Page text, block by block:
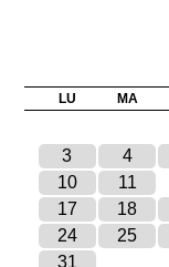
LU MA
3
4
10
11
17
18
24
25
31